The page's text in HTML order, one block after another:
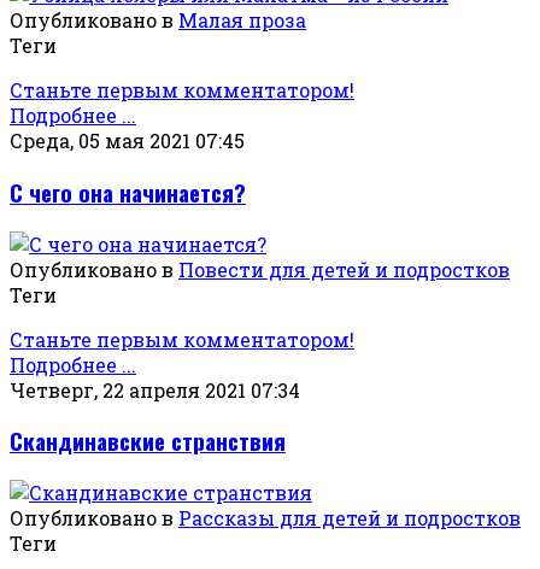
Опубликовано в Малая проза
Теги
Станьте первым комментатором!
Подробнее ...
Среда, 05 мая 2021 07:45
С чего она начинается?
Опубликовано в Повести для детей и подростков
Теги
Станьте первым комментатором!
Подробнее ...
Четверг, 22 апреля 2021 07:34
Скандинавские странствия
Опубликовано в Рассказы для детей и подростков
Теги